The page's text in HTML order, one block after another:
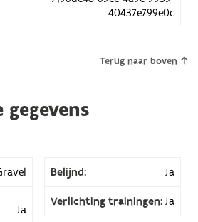
40437e799e0c
Terug naar boven
Belijnd: Ja
Ja
Verlichting trainingen: Ja